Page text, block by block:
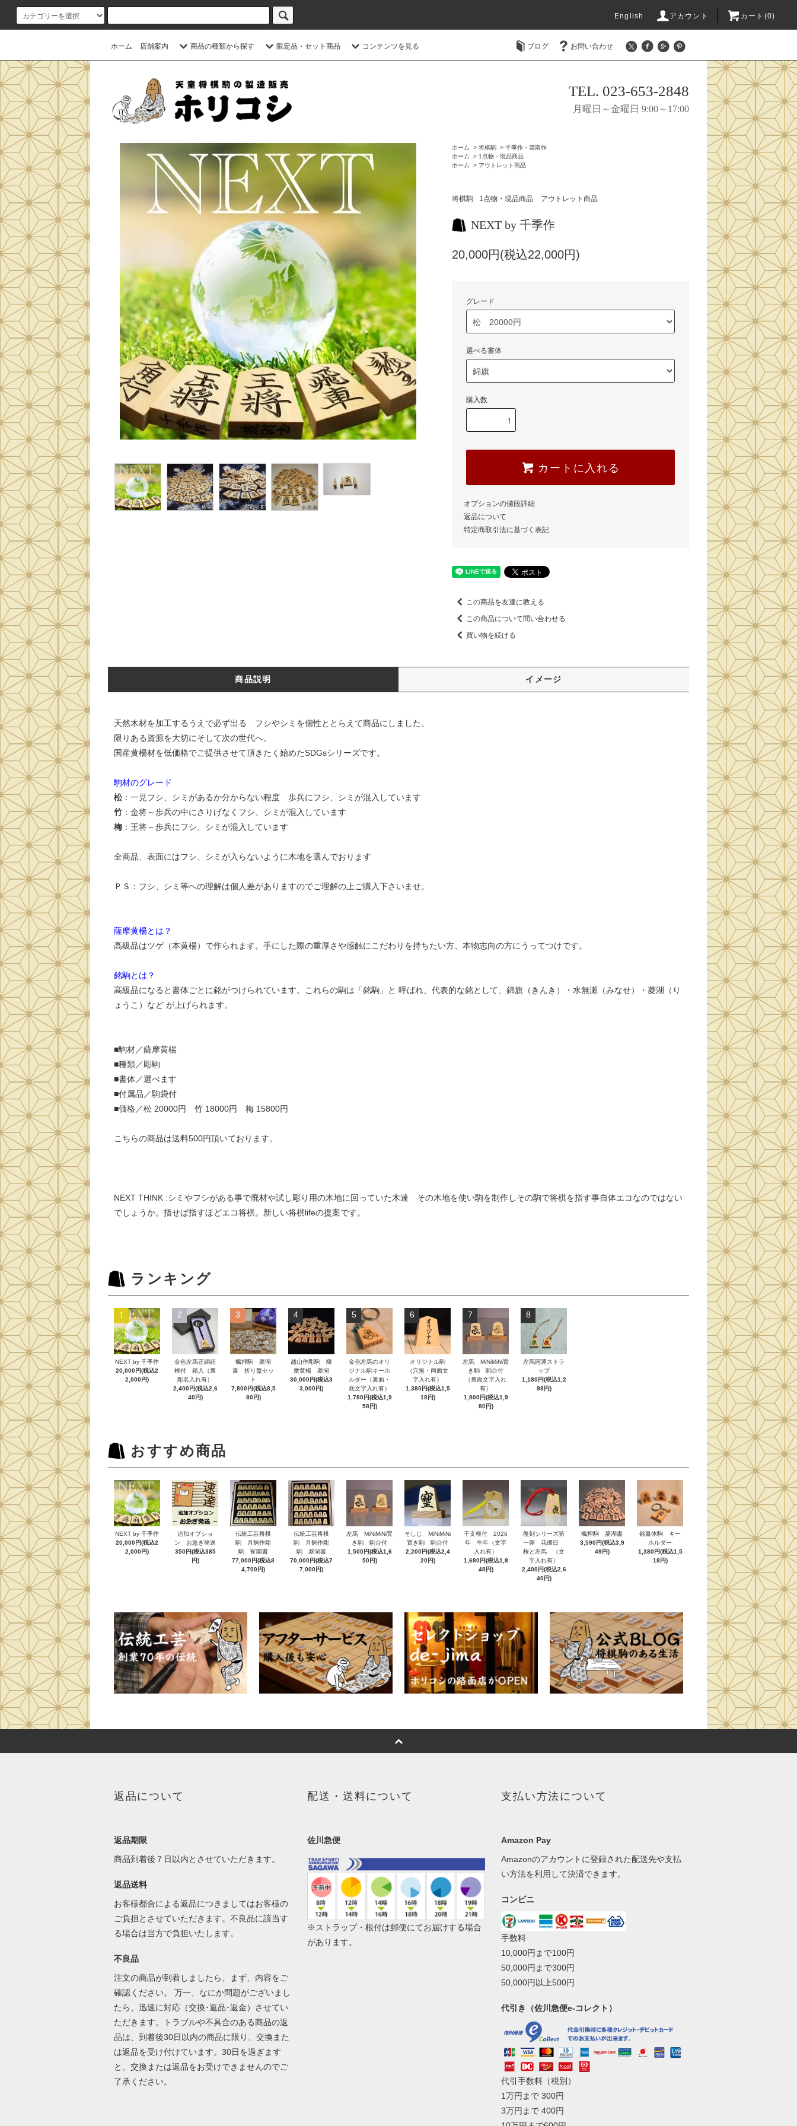
English アカウント カート(0)
ホーム 店舗案内 商品の種類から探す 限定品・セット商品 コンテンツを見る ブログ お問い合わせ
TEL. 023-653-2848
月曜日～金曜日 9:00～17:00
ホーム > 将棋駒 > 千季作・雲南作
ホーム
> 1点物・現品商品
ホーム
> アウトレット商品
将棋駒 1点物・現品商品 アウトレット商品
NEXT by 千季作
20,000円(税込22,000円)
グレード
選べる書体
購入数
カートに入れる
オプションの値段詳細
返品について
特定商取引法に基づく表記
この商品を友達に教える
この商品について問い合わせる
買い物を続ける
商品説明 イメージ
天然木材を加工するうえで必ず出る フシやシミを個性ととらえて商品にしました。
限りある資源を大切にそして次の世代へ。
国産黄楊材を低価格でご提供させて頂きたく始めたSDGsシリーズです。
駒材のグレード
松：一見フシ、シミがあるか分からない程度 歩兵にフシ、シミが混入しています
竹：金将～歩兵の中にさりげなくフシ、シミが混入しています
梅：王将～歩兵にフシ、シミが混入しています
全商品、表面にはフシ、シミが入らないように木地を選んでおります
ＰＳ：フシ、シミ等への理解は個人差がありますのでご理解の上ご購入下さいませ。
薩摩黄楊とは？
高級品はツゲ（本黄楊）で作られます。手にした際の重厚さや感触にこだわりを持ちたい方、本物志向の方にうってつけです。
銘駒とは？
高級品になると書体ごとに銘がつけられています。これらの駒は「銘駒」と 呼ばれ、代表的な銘として、錦旗（きんき）・水無瀬（みなせ）・菱湖（り
ょうこ）など が上げられます。
■駒材／薩摩黄楊
■種類／彫駒
■書体／選べます
■付属品／駒袋付
■価格／松 20000円 竹 18000円 梅 15800円
こちらの商品は送料500円頂いております。
NEXT THINK :シミやフシがある事で廃材や試し彫り用の木地に回っていた木達 その木地を使い駒を制作しその駒で将棋を指す事自体エコなのではない
でしょうか。指せば指すほどエコ将棋。新しい将棋lifeの提案です。
ランキング
1
NEXT by 千季作
20,000円(税込2
2,000円)
2
金色左馬正絹紐
根付 箱入（裏
彫名入れ有）
2,400円(税込2,6
40円)
3
楓押駒 菱湖
書 折り盤セッ
ト
7,800円(税込8,5
80円)
4
越山作彫駒 薩
摩黄楊 菱湖
30,000円(税込3
3,000円)
5
金色左馬のオリ
ジナル駒キーホ
ルダー（裏面・
底文字入れ有）
1,780円(税込1,9
58円)
6
オリジナル駒
（穴無・両面文
字入れ有）
1,380円(税込1,5
18円)
7
左馬 MiNiMiNi置
き駒 駒台付
（裏面文字入れ
有）
1,800円(税込1,9
80円)
8
左馬開運ストラ
ップ
1,180円(税込1,2
98円)
おすすめ商品
NEXT by 千季作
20,000円(税込2
2,000円)
追加オプショ
ン お急ぎ発送
350円(税込385
円)
伝統工芸将棋
駒 月飼作彫
駒 寉園書
77,000円(税込8
4,700円)
伝統工芸将棋
駒 月飼作彫
駒 菱湖書
70,000円(税込7
7,000円)
左馬 MiNiMiNi置
き駒 駒台付
1,500円(税込1,6
50円)
そしじ MiNiMiNi
置き駒 駒台付
2,200円(税込2,4
20円)
干支根付 2026
年 午年（文字
入れ有）
1,680円(税込1,8
48円)
復刻シリーズ第
一弾 花優日
桜と左馬 （文
字入れ有）
2,400円(税込2,6
40円)
楓押駒 菱湖書
3,590円(税込3,9
49円)
銘書体駒 キー
ホルダー
1,380円(税込1,5
18円)
返品について
返品期限
商品到着後７日以内とさせていただきます。
返品送料
お客様都合による返品につきましてはお客様の
ご負担とさせていただきます。不良品に該当す
る場合は当方で負担いたします。
不良品
注文の商品が到着しましたら、まず、内容をご
確認ください。 万一、なにか問題がございまし
たら、迅速に対応（交換･返品･返金）させてい
ただきます。トラブルや不具合のある商品の返
品は、到着後30日以内の商品に限り、交換また
は返品を受け付けています。30日を過ぎます
と、交換または返品をお受けできませんのでご
了承ください。
配送・送料について
佐川急便
※ストラップ・根付は郵便にてお届けする場合
があります。
支払い方法について
Amazon Pay
Amazonのアカウントに登録された配送先や支払
い方法を利用して決済できます。
コンビニ
手数料
10,000円まで100円
50,000円まで300円
50,000円以上500円
代引き（佐川急便e-コレクト）
代引手数料（税別）
1万円まで 300円
3万円まで 400円